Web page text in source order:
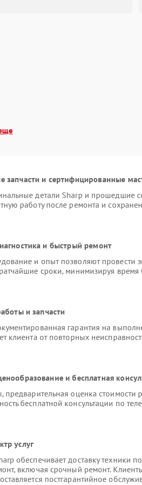
запчасти и сертифицированные
детали Sharp и прошедшие
работу после ремонта и
и быстрый ремонт
и опыт позволяют провести
сроки, минимизируя время
и запчасти
гарантия на
клиента от повторных
и бесплатная
предварительная оценка стоимости
бесплатной консультации по
услуг
обеспечивает доставку техники
включая срочный ремонт.
постгарантийное